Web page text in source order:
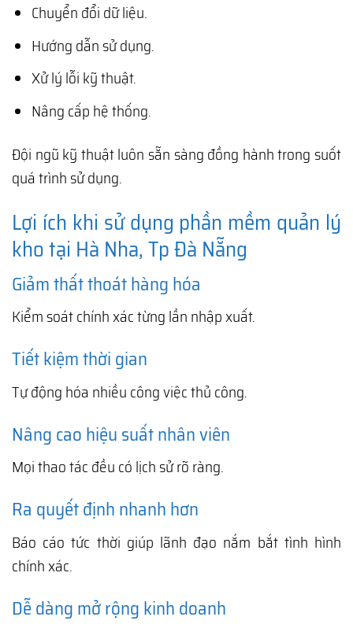
Chuyển đổi dữ liệu.
Hướng dẫn sử dụng.
Xử lý lỗi kỹ thuật.
Nâng cấp hệ thống.
Đội ngũ kỹ thuật luôn sẵn sàng đồng hành trong suốt
quá trình sử dụng.
Lợi ích khi sử dụng phần mềm quản lý
kho tại Hà Nha, Tp Đà Nẵng
Giảm thất thoát hàng hóa
Kiểm soát chính xác từng lần nhập xuất.
Tiết kiệm thời gian
Tự động hóa nhiều công việc thủ công.
Nâng cao hiệu suất nhân viên
Mọi thao tác đều có lịch sử rõ ràng.
Ra quyết định nhanh hơn
Báo cáo tức thời giúp lãnh đạo nắm bắt tình hình
chính xác.
Dễ dàng mở rộng kinh doanh